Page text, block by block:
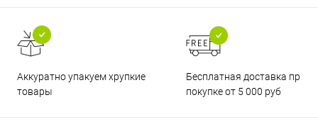
Аккуратно упакуем хрупкие
товары
Бесплатная доставка при
покупке от 5 000 руб